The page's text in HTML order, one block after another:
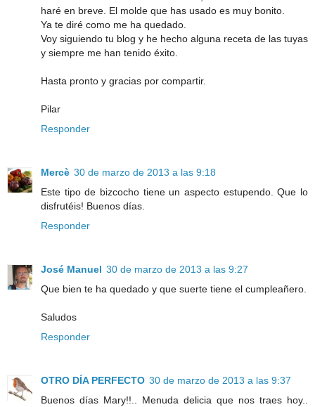
haré en breve. El molde que has usado es muy bonito.
Ya te diré como me ha quedado.
Voy siguiendo tu blog y he hecho alguna receta de las tuyas
y siempre me han tenido éxito.
Hasta pronto y gracias por compartir.
Pilar
Responder
Mercè 30 de marzo de 2013 a las 9:18
Este tipo de bizcocho tiene un aspecto estupendo. Que lo
disfrutéis! Buenos días.
Responder
José Manuel 30 de marzo de 2013 a las 9:27
Que bien te ha quedado y que suerte tiene el cumpleañero.
Saludos
Responder
OTRO DÍA PERFECTO 30 de marzo de 2013 a las 9:37
Buenos días Mary!!.. Menuda delicia que nos traes hoy..